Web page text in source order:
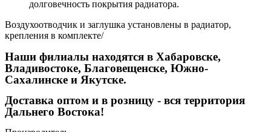
долговечность покрытия радиатора.
Воздухоотводчик и заглушка установлены в радиатор,
крепления в комплекте/
Наши филиалы находятся в Хабаровске,
Владивостоке, Благовещенске, Южно-
Сахалинске и Якутске.
Доставка оптом и в розницу - вся территория
Дальнего Востока!